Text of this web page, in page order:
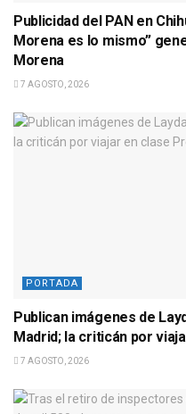
Publicidad del PAN en
Morena es lo mismo”
Morena
7 AGOSTO, 2026
PORTADA
Publican imágenes de
Madrid; la criticán por
7 AGOSTO, 2026